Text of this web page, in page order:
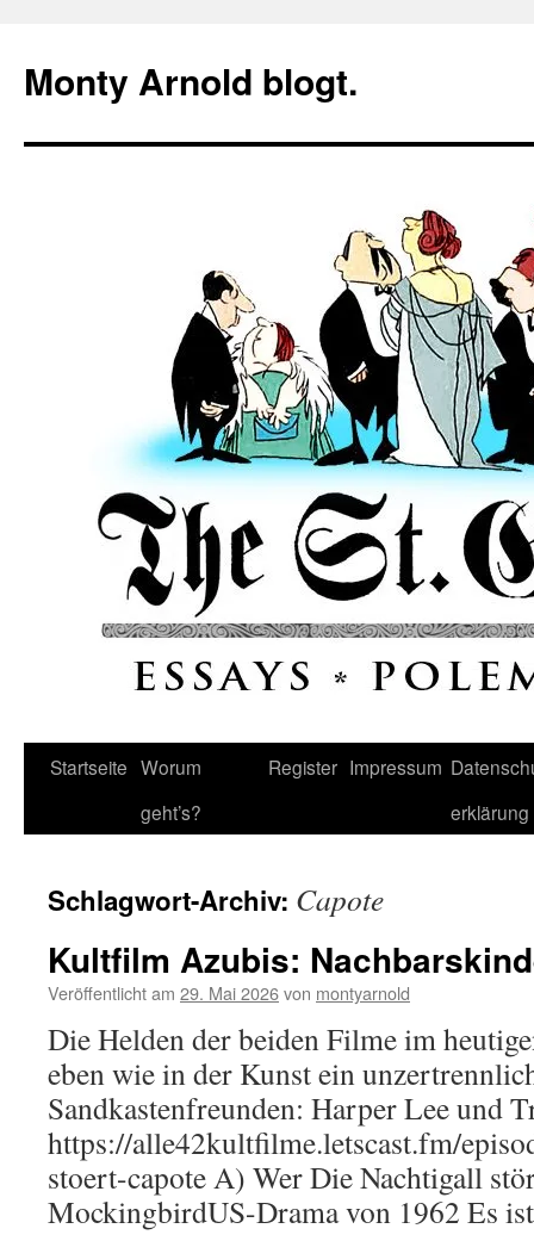
springen
Monty Arnold blogt.
Startseite Worum
geht’s?
Register Impressum
erklärung
Schlagwort-Archiv: Capote
Kultfilm Azubis:
Veröffentlicht am 29. Mai 2026von montyarnold
Die Helden der beiden Filme im
eben wie in der Kunst ein
Sandkastenfreunden: Harper Lee und
https://alle42kultfilme.letscast.fm/
stoert-capote A) Wer Die Nachtigall
MockingbirdUS-Drama von 1962 Es